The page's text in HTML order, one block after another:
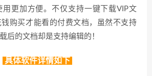
更加方便。不仅支持一键下载VIP文
购买才能看的付费文档，虽然不支持
后的文档却是支持编辑的！
具体软件详情如下